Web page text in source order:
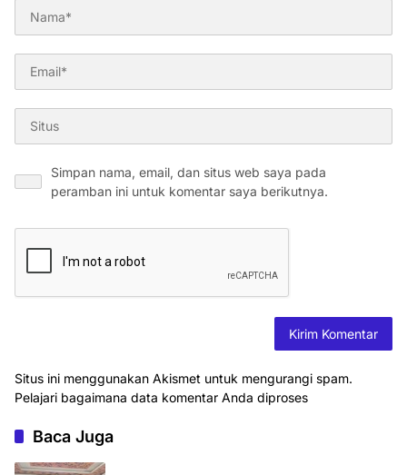
Simpan nama, email, dan situs web saya pada
peramban ini untuk komentar saya berikutnya.
Situs ini menggunakan Akismet untuk mengurangi spam.
Pelajari bagaimana data komentar Anda diproses
Baca Juga